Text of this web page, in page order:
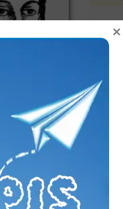
i
ljudi pod
tekstova
×